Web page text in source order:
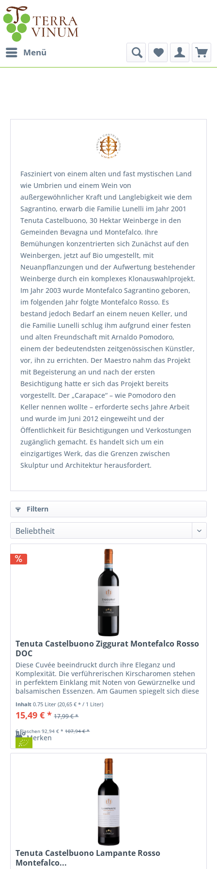
Menü
Fasziniert von einem alten und fast mystischen Land
wie Umbrien und einem Wein von
außergewöhnlicher Kraft und Langlebigkeit wie dem
Sagrantino, erwarb die Familie Lunelli im Jahr 2001
Tenuta Castelbuono, 30 Hektar Weinberge in den
Gemeinden Bevagna und Montefalco. Ihre
Bemühungen konzentrierten sich Zunächst auf den
Weinbergen, jetzt auf Bio umgestellt, mit
Neuanpflanzungen und der Aufwertung bestehender
Weinberge durch ein komplexes Klonauswahlprojekt.
Im Jahr 2003 wurde Montefalco Sagrantino geboren,
im folgenden Jahr folgte Montefalco Rosso. Es
bestand jedoch Bedarf an einem neuen Keller, und
die Familie Lunelli schlug ihm aufgrund einer festen
und alten Freundschaft mit Arnaldo Pomodoro,
einem der bedeutendsten zeitgenössischen Künstler,
vor, ihn zu errichten. Der Maestro nahm das Projekt
mit Begeisterung an und nach der ersten
Besichtigung hatte er sich das Projekt bereits
vorgestellt. Der „Carapace“ – wie Pomodoro den
Keller nennen wollte – erforderte sechs Jahre Arbeit
und wurde im Juni 2012 eingeweiht und der
Öffentlichkeit für Besichtigungen und Verkostungen
zugänglich gemacht. Es handelt sich um ein
einzigartiges Werk, das die Grenzen zwischen
Skulptur und Architektur herausfordert.
Filtern
Bio
Tenuta Castelbuono Ziggurat Montefalco Rosso
DOC
Diese Cuvée beeindruckt durch ihre Eleganz und
Komplexität. Die verführerischen Kirscharomen stehen
in perfektem Einklang mit Noten von Gewürznelke und
balsamischen Essenzen. Am Gaumen spiegelt sich diese
Eleganz wider. Ein sehr...
Inhalt0.75 Liter(20,65 € * / 1 Liter)
15,49 € * 17,99 € *
6 Flaschen 92,94 € * 107,94 € *
Merken
Tenuta Castelbuono Lampante Rosso
Montefalco...